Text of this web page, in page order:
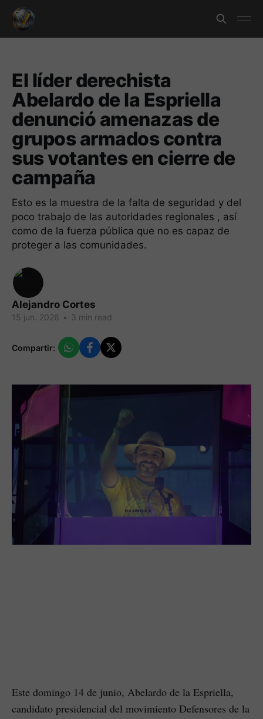
El líder derechista
Abelardo de la Espriella
denunció amenazas de
grupos armados contra
sus votantes en cierre de
campaña
Esto es la muestra de la falta de seguridad y del
poco trabajo de las autoridades regionales , así
como de la fuerza pública que no es capaz de
proteger a las comunidades.
Alejandro Cortes
15 jun. 2026 • 3 min read
Compartir:
Este domingo 14 de junio, Abelardo de la Espriella,
candidato presidencial del movimiento Defensores de la